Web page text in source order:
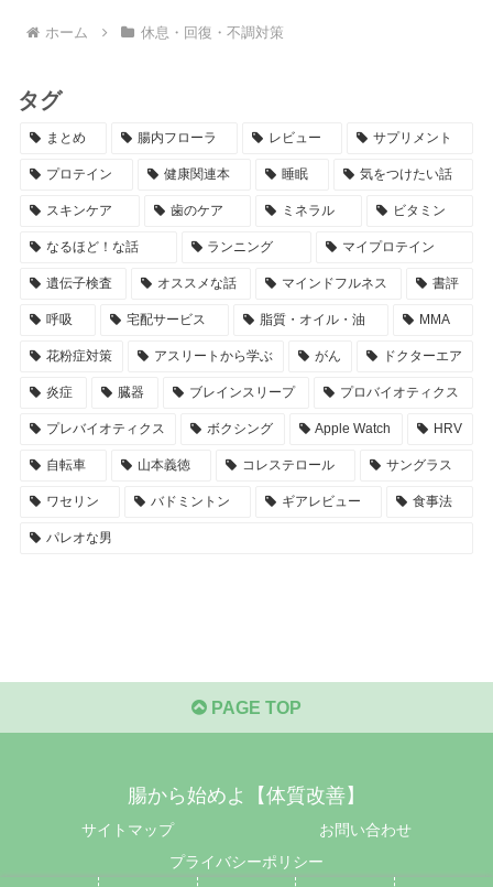
ホーム 休息・回復・不調対策
タグ
まとめ 腸内フローラ レビュー サプリメント
プロテイン 健康関連本 睡眠 気をつけたい話
スキンケア 歯のケア ミネラル ビタミン
なるほど！な話 ランニング マイプロテイン
遺伝子検査 オススメな話 マインドフルネス 書評
呼吸 宅配サービス 脂質・オイル・油 MMA
花粉症対策 アスリートから学ぶ がん ドクターエア
炎症 臓器 ブレインスリープ プロバイオティクス
プレバイオティクス ボクシング Apple Watch HRV
自転車 山本義徳 コレステロール サングラス
ワセリン バドミントン ギアレビュー 食事法
パレオな男
PAGE TOP
腸から始めよ【体質改善】
サイトマップ
お問い合わせ
プライバシーポリシー